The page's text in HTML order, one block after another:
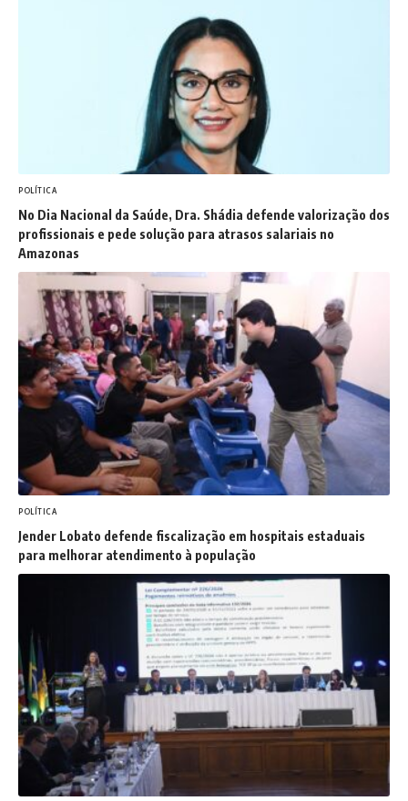
POLÍTICA
No Dia Nacional da Saúde, Dra. Shádia defende valorização dos
profissionais e pede solução para atrasos salariais no
Amazonas
POLÍTICA
Jender Lobato defende fiscalização em hospitais estaduais
para melhorar atendimento à população